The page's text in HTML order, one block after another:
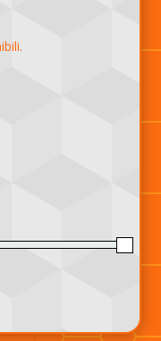
Price
Price